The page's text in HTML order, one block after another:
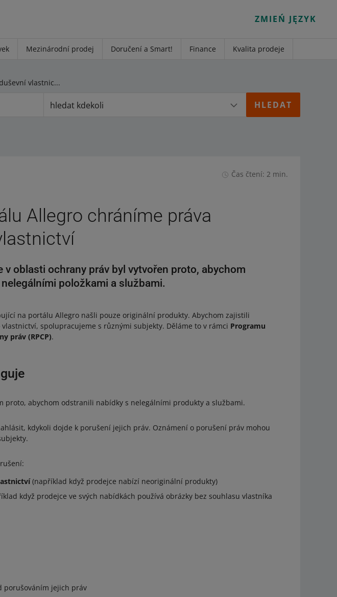
ZMIEŃ JĘZYK
Mezinárodní prodej Doručení a Smart! Finance Kvalita prodeje
Autorská práva a duševní vlastnictví
hledat kdekoli
Čas čtení: 2 min.
Allegro chráníme práva
v oblasti ochrany práv byl vytvořen proto, abychom
položkami a službami.
na portálu Allegro našli pouze originální produkty. Abychom zajistili
spolupracujeme s různými subjekty. Děláme to v rámci Programu
práv (RPCP).
proto, abychom odstranili nabídky s nelegálními produkty a službami.
kdykoli dojde k porušení jejich práv. Oznámení o porušení práv mohou
(například když prodejce nabízí neoriginální produkty)
když prodejce ve svých nabídkách používá obrázky bez souhlasu vlastníka
porušováním jejich práv